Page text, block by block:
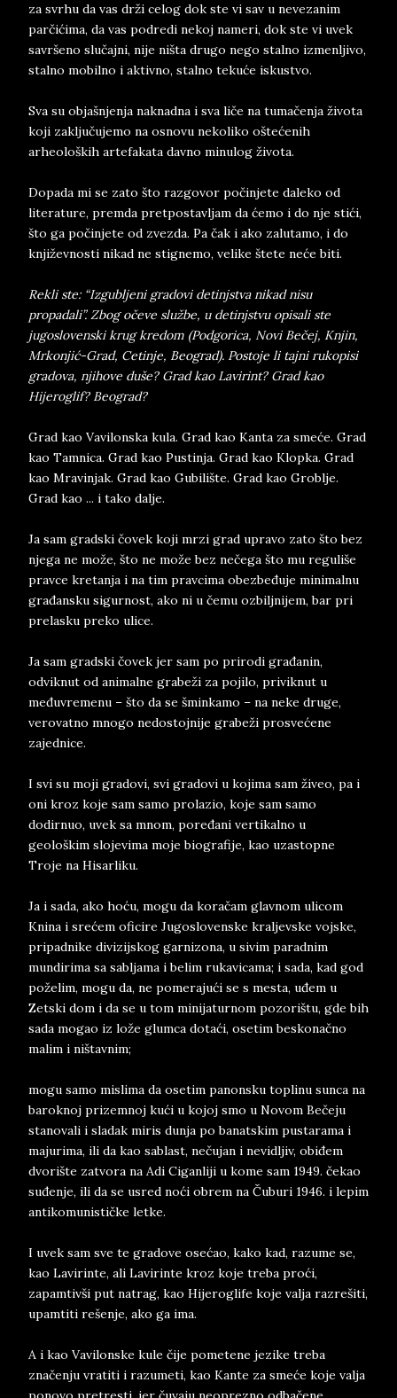
za svrhu da vas drži celog dok ste vi sav u nevezanim
parčićima, da vas podredi nekoj nameri, dok ste vi uvek
savršeno slučajni, nije ništa drugo nego stalno izmenljivo,
stalno mobilno i aktivno, stalno tekuće iskustvo.
Sva su objašnjenja naknadna i sva liče na tumačenja života
koji zaključujemo na osnovu nekoliko oštećenih
arheoloških artefakata davno minulog života.
Dopada mi se zato što razgovor počinjete daleko od
literature, premda pretpostavljam da ćemo i do nje stići,
što ga počinjete od zvezda. Pa čak i ako zalutamo, i do
književnosti nikad ne stignemo, velike štete neće biti.
Rekli ste: “Izgubljeni gradovi detinjstva nikad nisu
propadali”. Zbog očeve službe, u detinjstvu opisali ste
jugoslovenski krug kredom (Podgorica, Novi Bečej, Knjin,
Mrkonjić-Grad, Cetinje, Beograd). Postoje li tajni rukopisi
gradova, njihove duše? Grad kao Lavirint? Grad kao
Hijeroglif? Beograd?
Grad kao Vavilonska kula. Grad kao Kanta za smeće. Grad
kao Tamnica. Grad kao Pustinja. Grad kao Klopka. Grad
kao Mravinjak. Grad kao Gubilište. Grad kao Groblje.
Grad kao ... i tako dalje.
Ja sam gradski čovek koji mrzi grad upravo zato što bez
njega ne može, što ne može bez nečega što mu reguliše
pravce kretanja i na tim pravcima obezbeđuje minimalnu
građansku sigurnost, ako ni u čemu ozbiljnijem, bar pri
prelasku preko ulice.
Ja sam gradski čovek jer sam po prirodi građanin,
odviknut od animalne grabeži za pojilo, priviknut u
međuvremenu – što da se šminkamo – na neke druge,
verovatno mnogo nedostojnije grabeži prosvećene
zajednice.
I svi su moji gradovi, svi gradovi u kojima sam živeo, pa i
oni kroz koje sam samo prolazio, koje sam samo
dodirnuo, uvek sa mnom, poređani vertikalno u
geološkim slojevima moje biografije, kao uzastopne
Troje na Hisarliku.
Ja i sada, ako hoću, mogu da koračam glavnom ulicom
Knina i srećem oficire Jugoslovenske kraljevske vojske,
pripadnike divizijskog garnizona, u sivim paradnim
mundirima sa sabljama i belim rukavicama; i sada, kad god
poželim, mogu da, ne pomerajući se s mesta, uđem u
Zetski dom i da se u tom minijaturnom pozorištu, gde bih
sada mogao iz lože glumca dotaći, osetim beskonačno
malim i ništavnim;
mogu samo mislima da osetim panonsku toplinu sunca na
baroknoj prizemnoj kući u kojoj smo u Novom Bečeju
stanovali i sladak miris dunja po banatskim pustarama i
majurima, ili da kao sablast, nečujan i nevidljiv, obiđem
dvorište zatvora na Adi Ciganliji u kome sam 1949. čekao
suđenje, ili da se usred noći obrem na Čuburi 1946. i lepim
antikomunističke letke.
I uvek sam sve te gradove osećao, kako kad, razume se,
kao Lavirinte, ali Lavirinte kroz koje treba proći,
zapamtivši put natrag, kao Hijeroglife koje valja razrešiti,
upamtiti rešenje, ako ga ima.
A i kao Vavilonske kule čije pometene jezike treba
značenju vratiti i razumeti, kao Kante za smeće koje valja